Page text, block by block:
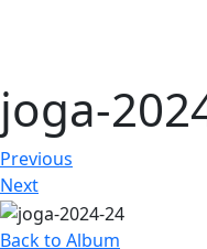
joga-
Previous
Next
Back to Album